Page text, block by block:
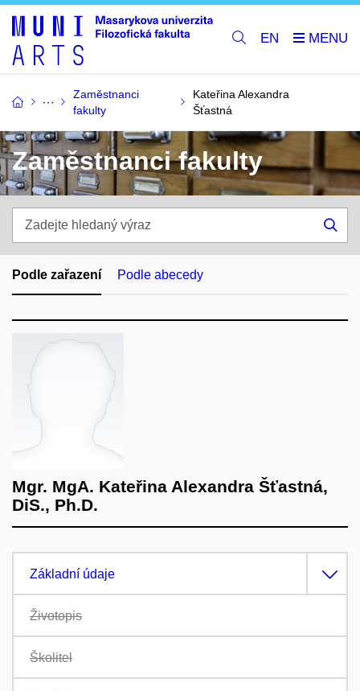
EN
Zaměstnanci
fakulty
Kateřina Alexandra
Šťastná
Zaměstnanci fakulty
hledaný
výraz
Podle zařazení Podle abecedy
Mgr. MgA. Kateřina Alexandra Šťastná,
DiS., Ph.D.
Základní údaje
Životopis
Školitel